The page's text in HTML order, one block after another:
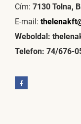
Cím: 7130 Tolna,
E-mail:
Weboldal:
Telefon: 74/676-